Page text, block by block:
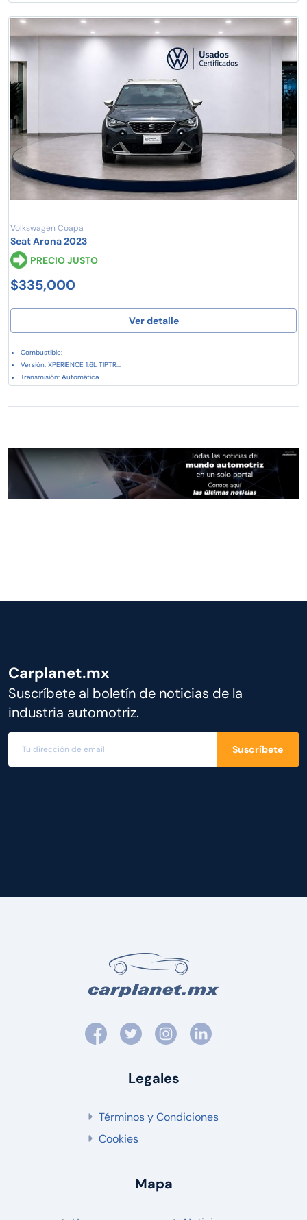
Volkswagen Coapa
Seat Arona 2023
PRECIO JUSTO
$335,000
Ver detalle
Combustible:
Versión: XPERIENCE 1.6L TIPTR...
Transmisión: Automática
Carplanet.mx
Suscríbete al boletín de noticias de la
industria automotriz.
Suscríbete
Legales
Términos y Condiciones
Cookies
Mapa